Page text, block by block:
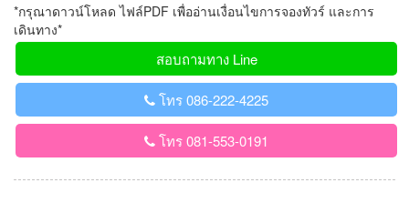
*กรุณาดาวน์โหลด ไฟล์PDF เพื่ออ่านเงื่อนไขการจองทัวร์ และการ
เดินทาง*
สอบถามทาง Line
โทร 086-222-4225
โทร 081-553-0191